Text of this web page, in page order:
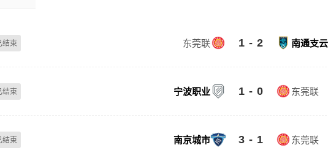
结束 东莞联 1 - 2 南通支云
结束 宁波职业 1 - 0 东莞联
结束 南京城市 3 - 1 东莞联